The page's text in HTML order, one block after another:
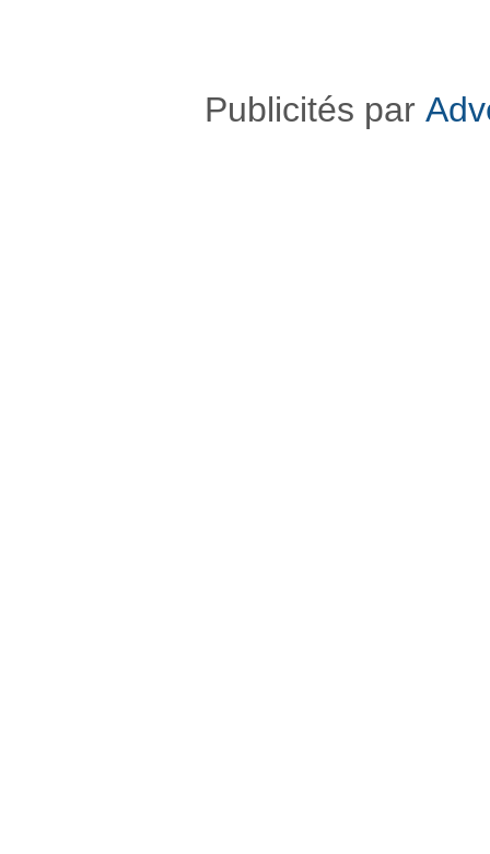
Publicités par